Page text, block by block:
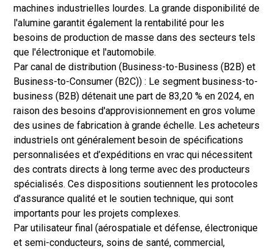
machines industrielles lourdes. La grande disponibilité de
l'alumine garantit également la rentabilité pour les
besoins de production de masse dans des secteurs tels
que l'électronique et l'automobile.
Par canal de distribution (Business-to-Business (B2B) et
Business-to-Consumer (B2C)) : Le segment business-to-
business (B2B) détenait une part de 83,20 % en 2024, en
raison des besoins d'approvisionnement en gros volume
des usines de fabrication à grande échelle. Les acheteurs
industriels ont généralement besoin de spécifications
personnalisées et d’expéditions en vrac qui nécessitent
des contrats directs à long terme avec des producteurs
spécialisés. Ces dispositions soutiennent les protocoles
d’assurance qualité et le soutien technique, qui sont
importants pour les projets complexes.
Par utilisateur final (aérospatiale et défense, électronique
et semi-conducteurs, soins de santé, commercial,